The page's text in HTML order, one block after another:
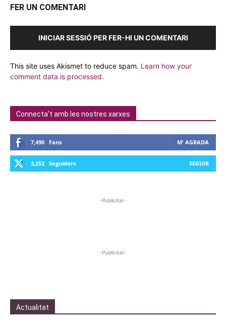
FER UN COMENTARI
INICIAR SESSIÓ PER FER-HI UN COMENTARI
This site uses Akismet to reduce spam. Learn how your
comment data is processed.
Connecta't amb les nostres xarxes
7,490 Fans M' AGRADA
3,252 Seguidors SEGUIR
-Publicitat-
-Publicitat-
Actualitat